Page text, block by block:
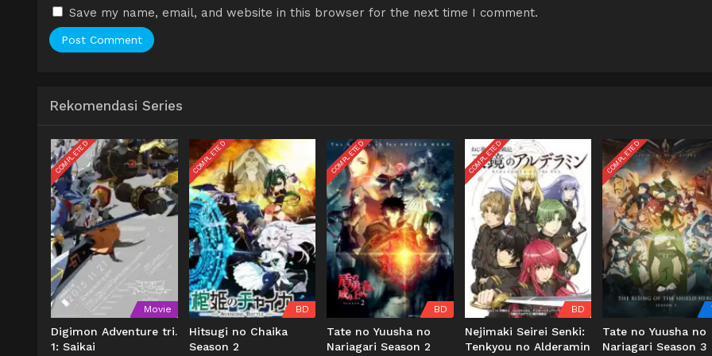
Save my name, email, and website in this browser for the next time I comment.
Rekomendasi Series
COMPLETED
Movie
Digimon Adventure tri.
1: Saikai
COMPLETED
BD
Hitsugi no Chaika
Season 2
COMPLETED
BD
Tate no Yuusha no
Nariagari Season 2
COMPLETED
BD
Nejimaki Seirei Senki:
Tenkyou no Alderamin
COMPLETED
Tate no Yuusha no
Nariagari Season 3